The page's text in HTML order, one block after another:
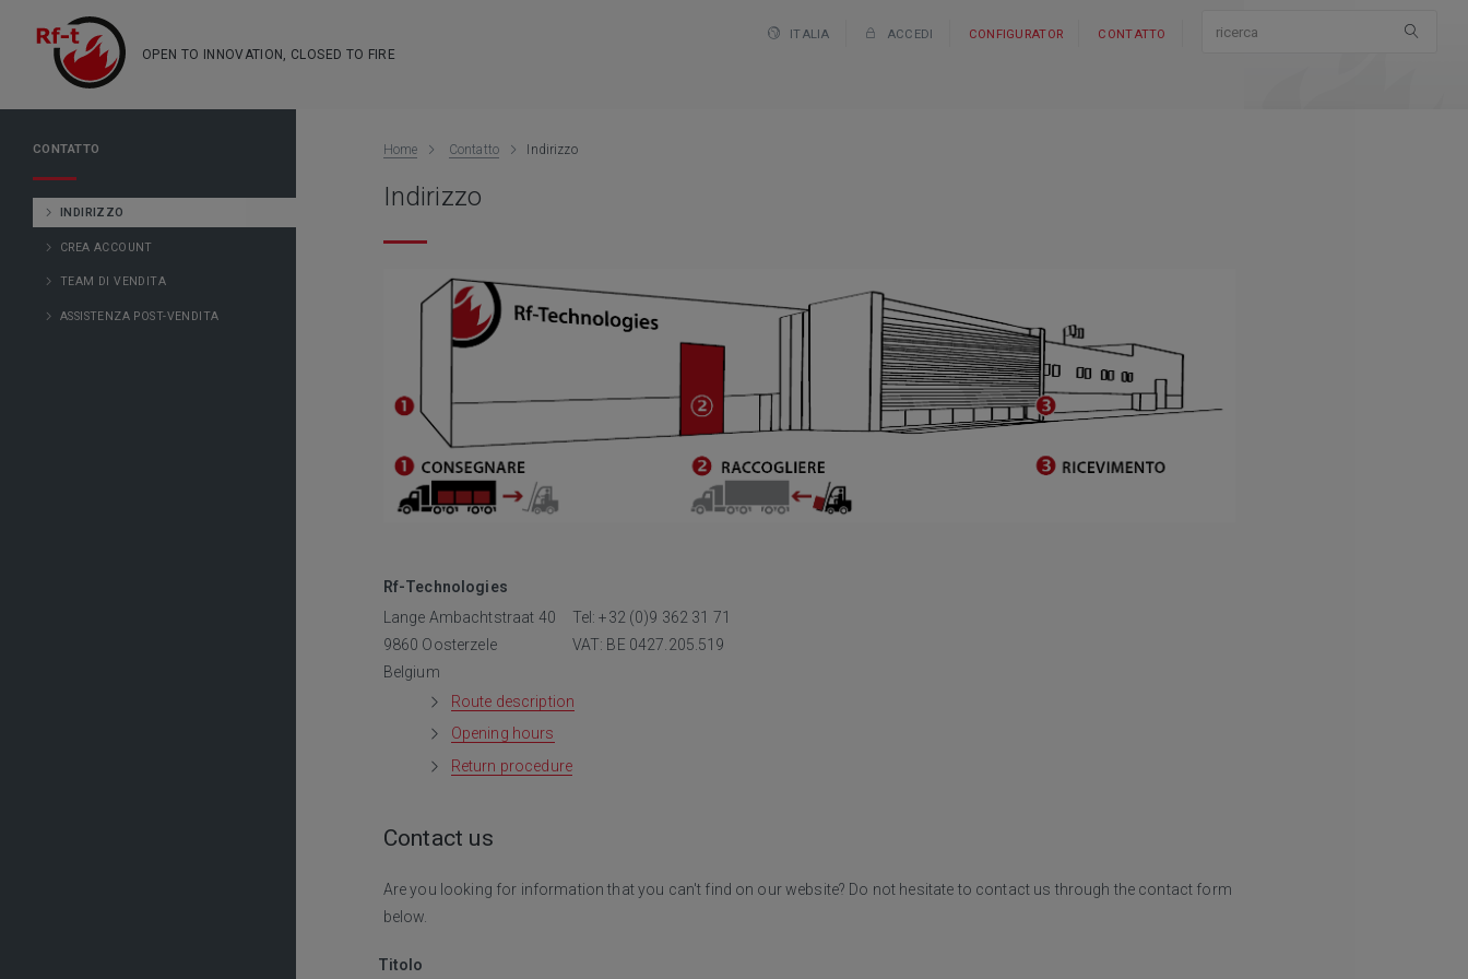
OPEN TO INNOVATION, CLOSED TO FIRE
ITALIA ACCEDI CONFIGURATOR CONTATTO
CONTATTO
INDIRIZZO
CREA ACCOUNT
TEAM DI VENDITA
ASSISTENZA POST-VENDITA
Home Contatto Indirizzo
Indirizzo
Rf-Technologies
Lange Ambachtstraat 40
9860 Oosterzele
Belgium
Tel: +32 (0)9 362 31 71
VAT: BE 0427.205.519
Route description
Opening hours
Return procedure
Contact us
Are you looking for information that you can't find on our website? Do not hesitate to contact us through the contact form
below.
Titolo